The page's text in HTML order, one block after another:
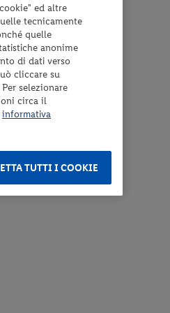
ed altre
tecnicamente
quelle
anonime
di dati verso
cliccare su
selezionare
circa il
informativa
TUTTI I COOKIE